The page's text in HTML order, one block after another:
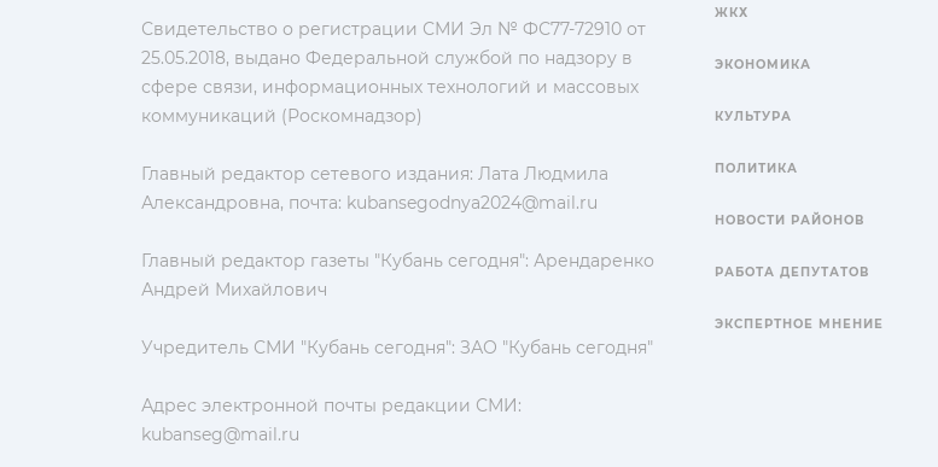
Свидетельство о регистрации СМИ Эл № ФС77-72910 от
25.05.2018, выдано Федеральной службой по надзору в
сфере связи, информационных технологий и массовых
коммуникаций (Роскомнадзор)
Главный редактор сетевого издания: Лата Людмила
Александровна, почта: kubansegodnya2024@mail.ru
Главный редактор газеты "Кубань сегодня": Арендаренко
Андрей Михайлович
Учредитель СМИ "Кубань сегодня": ЗАО "Кубань сегодня"
Адрес электронной почты редакции СМИ:
kubanseg@mail.ru
ЖКХ
ЭКОНОМИКА
КУЛЬТУРА
ПОЛИТИКА
НОВОСТИ РАЙОНОВ
РАБОТА ДЕПУТАТОВ
ЭКСПЕРТНОЕ МНЕНИЕ